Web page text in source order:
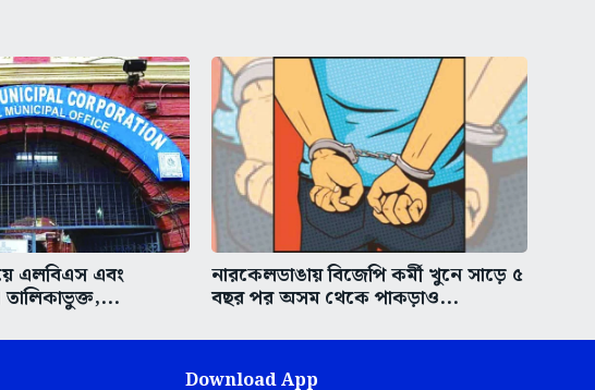
এলবিএস এবং নারকেলডাঙায় বিজেপি কর্মী খুনে সাড়ে ৫
বছর পর অসম থেকে পাকড়াও...
Download App